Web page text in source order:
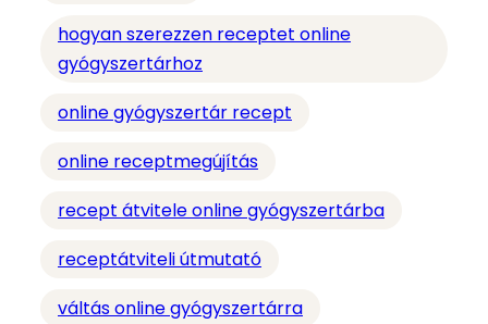
n
…
hogyan szerezzen receptet online
gyógyszertárhoz
online gyógyszertár recept
online receptmegújítás
recept átvitele online gyógyszertárba
receptátviteli útmutató
váltás online gyógyszertárra